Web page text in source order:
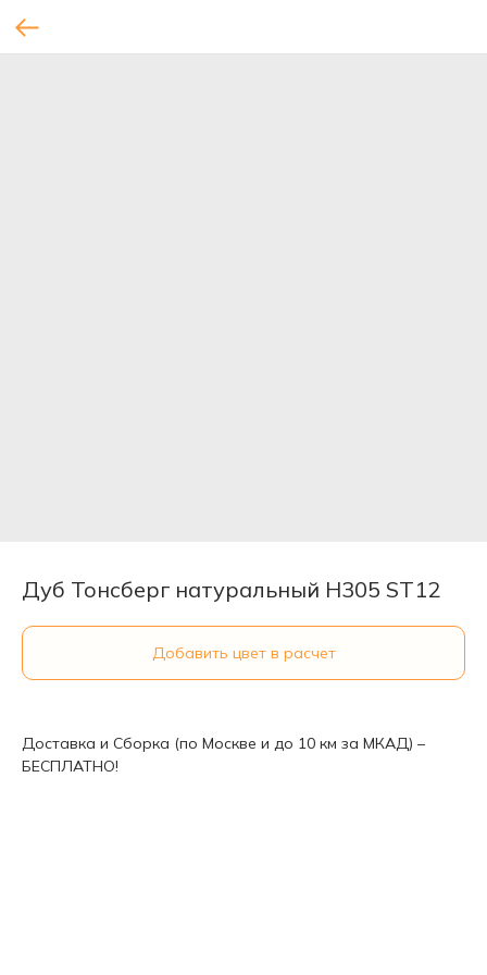
Дуб Тонсберг натуральный H305 ST12
Добавить цвет в расчет
Доставка и Сборка (по Москве и до 10 км за МКАД) –
БЕСПЛАТНО!